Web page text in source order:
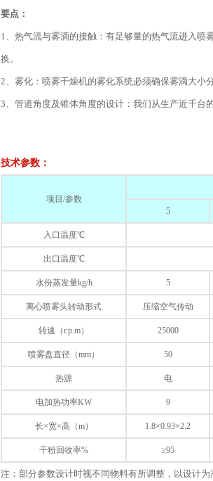
要点：
1、热气流与雾滴的接触：有足够量的热气流进入喷
换。
2、雾化：喷雾干燥机的雾化系统必须确保雾滴大小
3、管道角度及锥体角度的设计：我们从生产近千台
技术参数：
项目/参数
5
入口温度℃
出口温度℃
水份蒸发量kg/h 5
离心喷雾头转动形式 压缩空气传动
转速（r.p.m） 25000
喷雾盘直径（mm） 50
热源 电
电加热功率KW 9
长×宽×高（m） 1.8×0.93×2.2
干粉回收率% ≥95
注：部分参数设计时视不同物料有所调整，以设计为